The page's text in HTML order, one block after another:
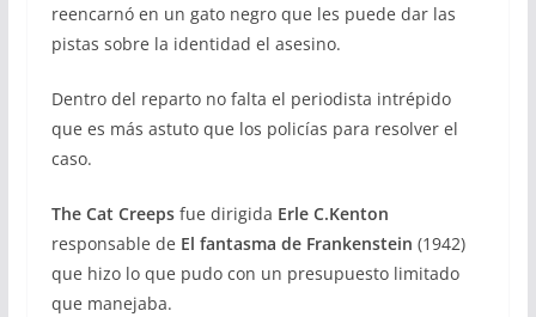
reencarnó en un gato negro que les puede dar las
pistas sobre la identidad el asesino.
Dentro del reparto no falta el periodista intrépido
que es más astuto que los policías para resolver el
caso.
The Cat Creepsfue dirigida Erle C.Kenton
responsable de El fantasma de Frankenstein (1942)
que hizo lo que pudo con un presupuesto limitado
que manejaba.